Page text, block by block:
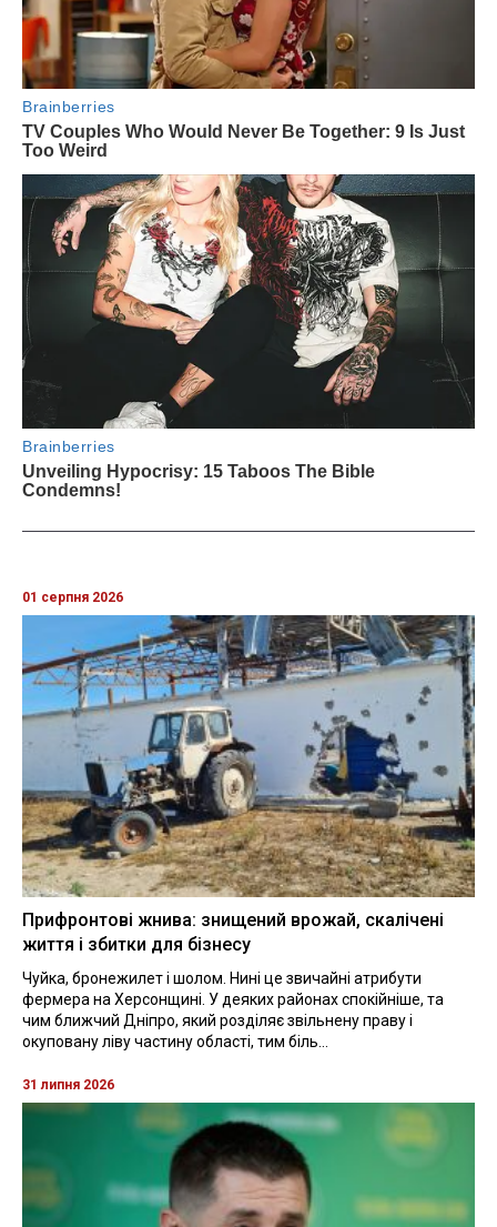
01 серпня 2026
Прифронтові жнива: знищений врожай, скалічені
життя і збитки для бізнесу
Чуйка, бронежилет і шолом. Нині це звичайні атрибути
фермера на Херсонщині. У деяких районах спокійніше, та
чим ближчий Дніпро, який розділяє звільнену праву і
окуповану ліву частину області, тим біль...
31 липня 2026